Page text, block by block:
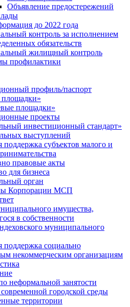
Объявление предостережений
до 2022 года
контроль за исполнением
обязательств
жилищный контроль
профилактики
профиль/паспорт
площадки»
площадки»
проекты
инвестиционный стандарт»
выступлений
субъектов малого и
правовые акты
для бизнеса
орган
Корпорации МСП
имущества,
в собственности
муниципального
поддержка социально
некоммерческим организациям
неформальной занятости
городской среды
территории